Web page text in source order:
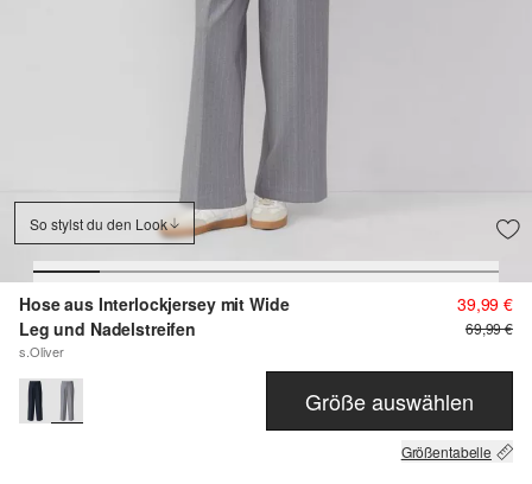
So stylst du den Look
Hose aus Interlockjersey mit Wide
Leg und Nadelstreifen
s.Oliver
39,99 €
69,99 €
Größe auswählen
Größentabelle